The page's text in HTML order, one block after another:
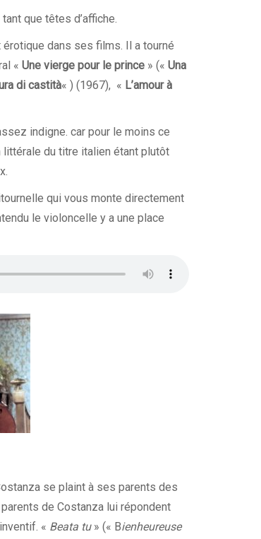
que têtes d’affiche.
érotique dans ses films. Il a tourné
« Une vierge pour le prince » (« Una
di castità« ) (1967), « L’amour à
indigne. car pour le moins ce
littérale du titre italien étant plutôt
qui vous monte directement
le violoncelle y a une place
se plaint à ses parents des
de Costanza lui répondent
« Beata tu» (« Bienheureuse